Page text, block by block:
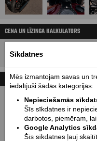
CENA UN LĪZINGA KALKULATORS
Cena sākot no:
TEHNISKIE DATI
Izmēri mm (garums / bāze /
2206 / 1562 / 1071 / 930
Sēdekļa augstums mm /
665 / 109
Sīkdatnes
Mēs izmantojam savas un
iedalījuši šādās kategorijās:
Nepieciešamās
Šīs sīkdatnes ir
darbotos, piemēram,
Google Analytics
Šīs sīkdatnes ļauj